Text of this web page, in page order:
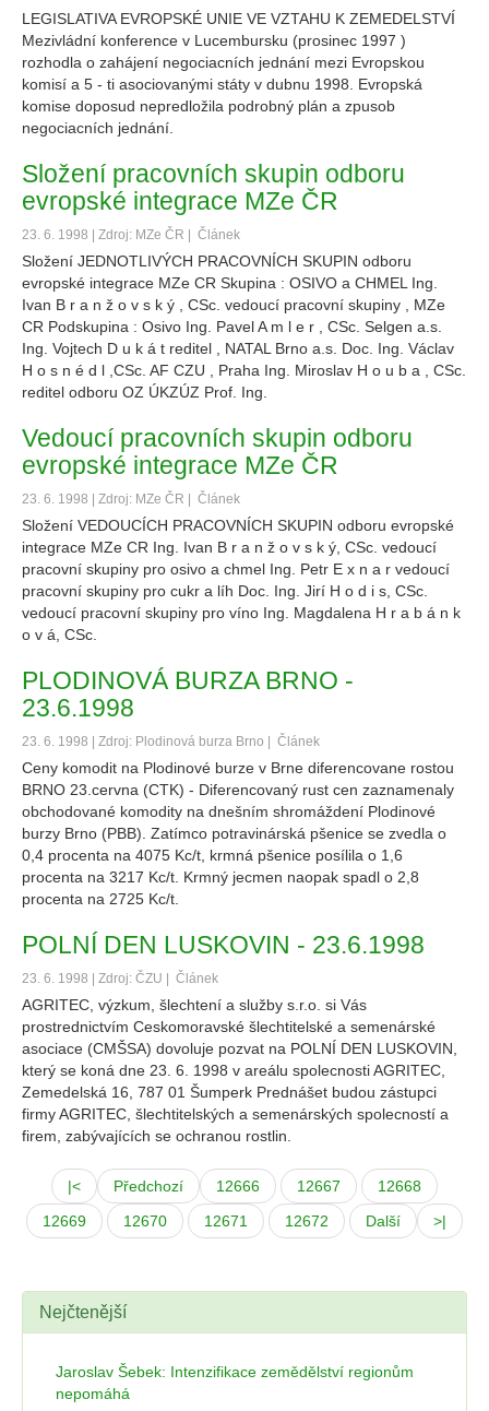
LEGISLATIVA EVROPSKÉ UNIE VE VZTAHU K ZEMEDELSTVÍ
Mezivládní konference v Lucembursku (prosinec 1997 )
rozhodla o zahájení negociacních jednání mezi Evropskou
komisí a 5 - ti asociovanými státy v dubnu 1998. Evropská
komise doposud nepredložila podrobný plán a zpusob
negociacních jednání.
Složení pracovních skupin odboru
evropské integrace MZe ČR
23. 6. 1998 | Zdroj: MZe ČR | Článek
Složení JEDNOTLIVÝCH PRACOVNÍCH SKUPIN odboru
evropské integrace MZe CR Skupina : OSIVO a CHMEL Ing.
Ivan B r a n ž o v s k ý , CSc. vedoucí pracovní skupiny , MZe
CR Podskupina : Osivo Ing. Pavel A m l e r , CSc. Selgen a.s.
Ing. Vojtech D u k á t reditel , NATAL Brno a.s. Doc. Ing. Václav
H o s n é d l ,CSc. AF CZU , Praha Ing. Miroslav H o u b a , CSc.
reditel odboru OZ ÚKZÚZ Prof. Ing.
Vedoucí pracovních skupin odboru
evropské integrace MZe ČR
23. 6. 1998 | Zdroj: MZe ČR | Článek
Složení VEDOUCÍCH PRACOVNÍCH SKUPIN odboru evropské
integrace MZe CR Ing. Ivan B r a n ž o v s k ý, CSc. vedoucí
pracovní skupiny pro osivo a chmel Ing. Petr E x n a r vedoucí
pracovní skupiny pro cukr a líh Doc. Ing. Jirí H o d i s, CSc.
vedoucí pracovní skupiny pro víno Ing. Magdalena H r a b á n k
o v á, CSc.
PLODINOVÁ BURZA BRNO -
23.6.1998
23. 6. 1998 | Zdroj: Plodinová burza Brno | Článek
Ceny komodit na Plodinové burze v Brne diferencovane rostou
BRNO 23.cervna (CTK) - Diferencovaný rust cen zaznamenaly
obchodované komodity na dnešním shromáždení Plodinové
burzy Brno (PBB). Zatímco potravinárská pšenice se zvedla o
0,4 procenta na 4075 Kc/t, krmná pšenice posílila o 1,6
procenta na 3217 Kc/t. Krmný jecmen naopak spadl o 2,8
procenta na 2725 Kc/t.
POLNÍ DEN LUSKOVIN - 23.6.1998
23. 6. 1998 | Zdroj: ČZU | Článek
AGRITEC, výzkum, šlechtení a služby s.r.o. si Vás
prostrednictvím Ceskomoravské šlechtitelské a semenárské
asociace (CMŠSA) dovoluje pozvat na POLNÍ DEN LUSKOVIN,
který se koná dne 23. 6. 1998 v areálu spolecnosti AGRITEC,
Zemedelská 16, 787 01 Šumperk Prednášet budou zástupci
firmy AGRITEC, šlechtitelských a semenárských spolecností a
firem, zabývajících se ochranou rostlin.
|< Předchozí 12666 12667
12668
12669
12670 12671 12672 Další >|
Nejčtenější
Jaroslav Šebek: Intenzifikace zemědělství regionům
nepomáhá